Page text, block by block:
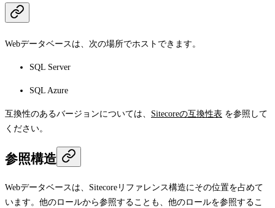
Webデータベースは、次の場所でホストできます。
SQL Server
SQL Azure
互換性のあるバージョンについては、 Sitecoreの互換性表 を参照して
ください。
参照構造
Webデータベースは、Sitecoreリファレンス構造にその位置を占めて
います。他のロールから参照することも、他のロールを参照するこ